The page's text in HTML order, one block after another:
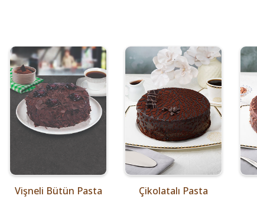
Vişneli Bütün Pasta Çikolatalı Pasta